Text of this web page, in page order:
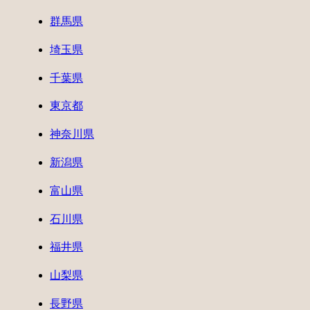
群馬県
埼玉県
千葉県
東京都
神奈川県
新潟県
富山県
石川県
福井県
山梨県
長野県